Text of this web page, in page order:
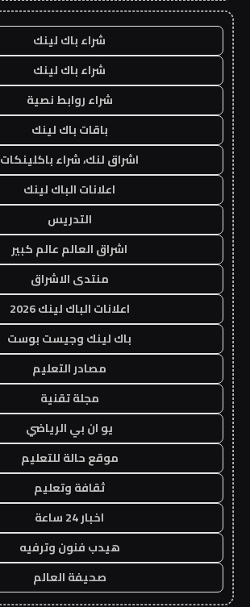
شراء باك لينك
شراء باك لينك
شراء روابط نصية
باقات باك لينك
اشراق لنك، شراء باكلينكات
اعلانات الباك لينك
التدريس
اشراق العالم عالم كبير
منتدى الاشراق
اعلانات الباك لينك 2026
باك لينك وجيست بوست
مصادر التعليم
مجلة تقنية
يو ان بي الرياضي
موقع حالة للتعليم
ثقافة وتعليم
اخبار 24 ساعة
هيدب فنون وترفيه
صحيفة العالم